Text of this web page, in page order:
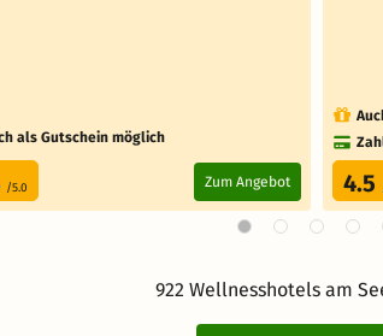
als Gutschein möglich
/5.0 Zum Angebot 4.5
922 Wellnesshotels am